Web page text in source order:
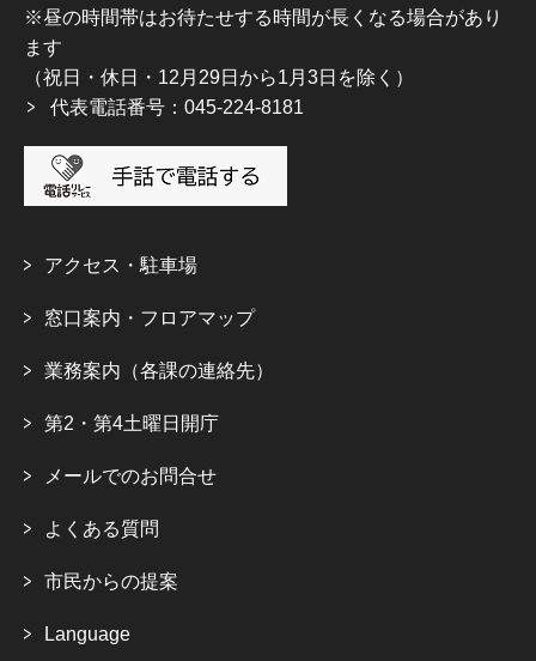
※昼の時間帯はお待たせする時間が長くなる場合があり
ます
（祝日・休日・12月29日から1月3日を除く）
代表電話番号：045-224-8181
アクセス・駐車場
窓口案内・フロアマップ
業務案内（各課の連絡先）
第2・第4土曜日開庁
メールでのお問合せ
よくある質問
市民からの提案
Language